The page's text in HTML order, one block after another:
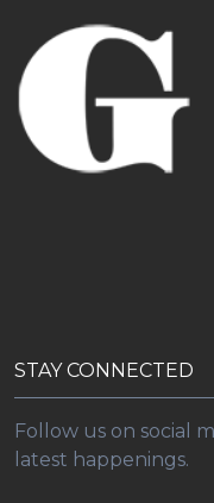
STAY CONNECTED
Follow us on social
latest happenings.